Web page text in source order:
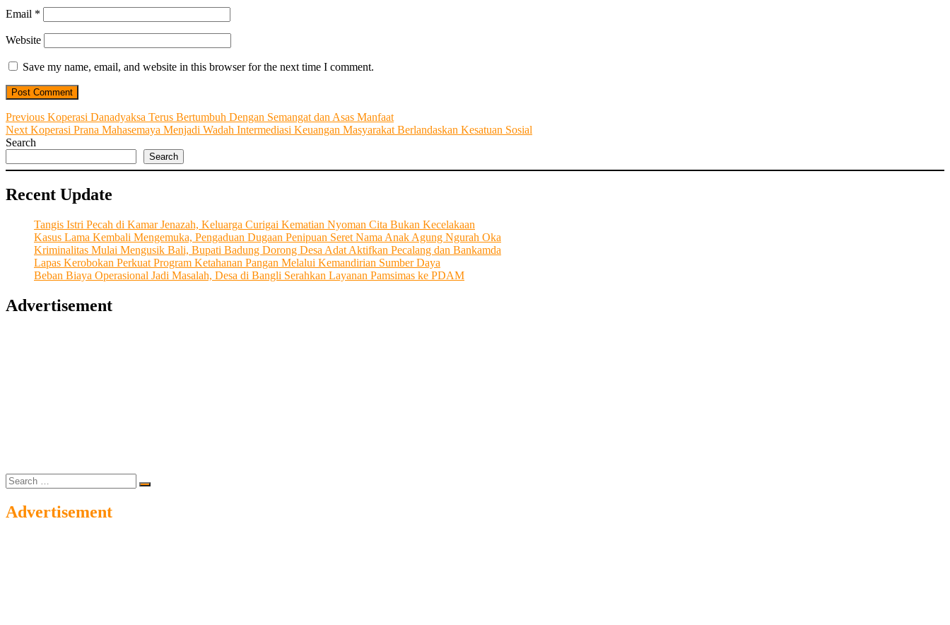
Email *
Website
Save my name, email, and website in this browser for the next time I comment.
Post
navigation
Previous Previous
post:
Koperasi Danadyaksa Terus Bertumbuh Dengan Semangat dan Asas Manfaat
Next Next
post:
Koperasi Prana Mahasemaya Menjadi Wadah Intermediasi Keuangan Masyarakat Berlandaskan Kesatuan Sosial
Search
Search
Recent Update
Tangis Istri Pecah di Kamar Jenazah, Keluarga Curigai Kematian Nyoman Cita Bukan Kecelakaan
Kasus Lama Kembali Mengemuka, Pengaduan Dugaan Penipuan Seret Nama Anak Agung Ngurah Oka
Kriminalitas Mulai Mengusik Bali, Bupati Badung Dorong Desa Adat Aktifkan Pecalang dan Bankamda
Lapas Kerobokan Perkuat Program Ketahanan Pangan Melalui Kemandirian Sumber Daya
Beban Biaya Operasional Jadi Masalah, Desa di Bangli Serahkan Layanan Pamsimas ke PDAM
Advertisement
Search
…
Advertisement